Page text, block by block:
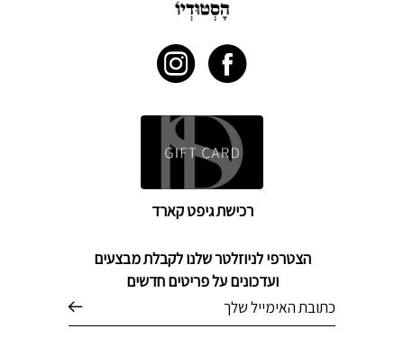
הצטרפי לניוזלטר שלנו לקבלת מבצעים
ועדכונים על פריטים חדשים
רכישת גיפט קארד